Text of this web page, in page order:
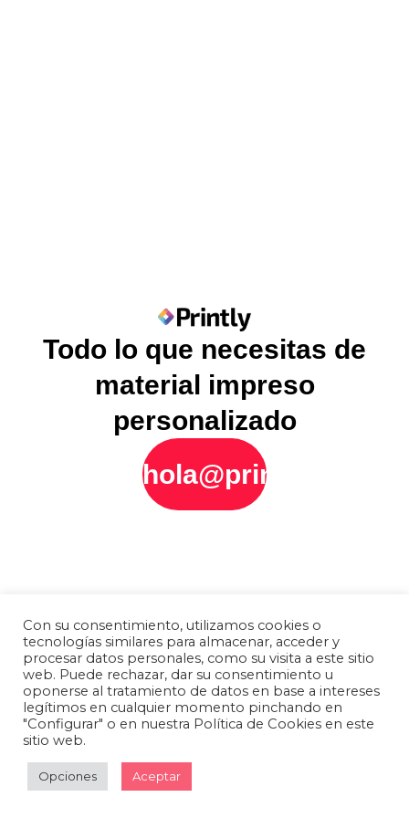
Todo lo que necesitas de
material impreso
personalizado
hola@printly.es
Con su consentimiento, utilizamos cookies o
tecnologías similares para almacenar, acceder y
procesar datos personales, como su visita a este sitio
web. Puede rechazar, dar su consentimiento u
oponerse al tratamiento de datos en base a intereses
legítimos en cualquier momento pinchando en
"Configurar" o en nuestra Política de Cookies en este
sitio web.
Opciones Aceptar